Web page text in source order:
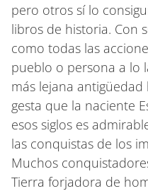
pero otros sí lo
libros de historia. Con
como todas las
pueblo o persona a lo
más lejana
gesta que la naciente
esos siglos es
las conquistas de los
Muchos
Tierra forjadora de